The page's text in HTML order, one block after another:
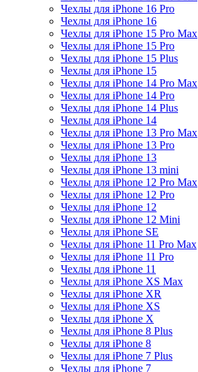
Чехлы для iPhone 16 Pro
Чехлы для iPhone 16
Чехлы для iPhone 15 Pro Max
Чехлы для iPhone 15 Pro
Чехлы для iPhone 15 Plus
Чехлы для iPhone 15
Чехлы для iPhone 14 Pro Max
Чехлы для iPhone 14 Pro
Чехлы для iPhone 14 Plus
Чехлы для iPhone 14
Чехлы для iPhone 13 Pro Max
Чехлы для iPhone 13 Pro
Чехлы для iPhone 13
Чехлы для iPhone 13 mini
Чехлы для iPhone 12 Pro Max
Чехлы для iPhone 12 Pro
Чехлы для iPhone 12
Чехлы для iPhone 12 Mini
Чехлы для iPhone SE
Чехлы для iPhone 11 Pro Max
Чехлы для iPhone 11 Pro
Чехлы для iPhone 11
Чехлы для iPhone XS Max
Чехлы для iPhone XR
Чехлы для iPhone XS
Чехлы для iPhone X
Чехлы для iPhone 8 Plus
Чехлы для iPhone 8
Чехлы для iPhone 7 Plus
Чехлы для iPhone 7